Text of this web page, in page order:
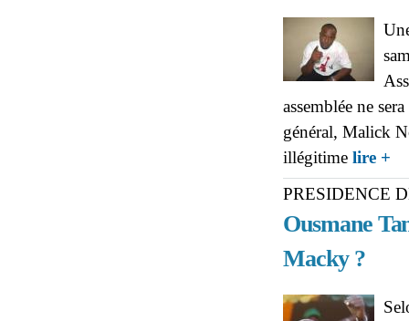
assemblée ne
général, Malick
illégitime lire +
PRESIDENCE
Ousmane
Macky ?